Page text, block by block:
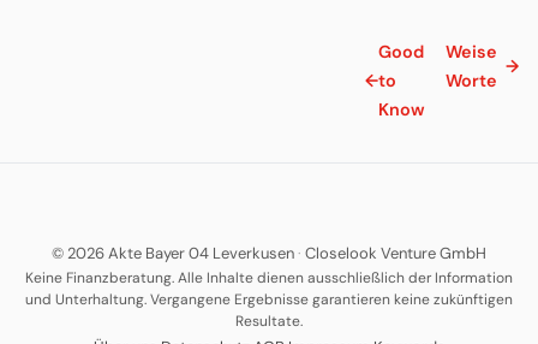
←
Good
to
Know
Weise
Worte
→
© 2026 Akte Bayer 04 Leverkusen· Closelook Venture GmbH
Keine Finanzberatung. Alle Inhalte dienen ausschließlich der Information
und Unterhaltung. Vergangene Ergebnisse garantieren keine zukünftigen
Resultate.